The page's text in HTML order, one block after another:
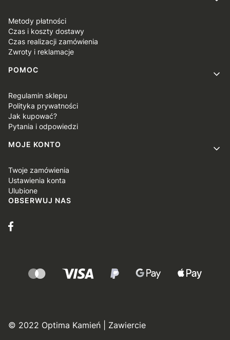
Metody płatności
Czas i koszty dostawy
Czas realizacji zamówienia
Zwroty i reklamacje
POMOC
Regulamin sklepu
Polityka prywatności
Jak kupować?
Pytania i odpowiedzi
MOJE KONTO
Twoje zamówienia
Ustawienia konta
Ulubione
OBSERWUJ NAS
© 2022 Optima Kamień | Zawiercie